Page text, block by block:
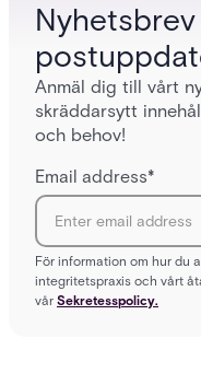
Anmäl dig till vårt
skräddarsytt
och behov!
Email address*
För information om hur du
integritetspraxis och vårt
vår Sekretesspolicy.